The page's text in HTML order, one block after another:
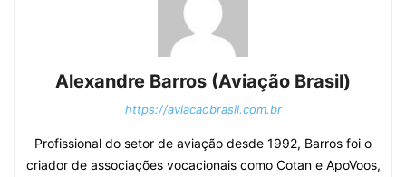
Alexandre Barros (Aviação Brasil)
https://aviacaobrasil.com.br
Profissional do setor de aviação desde 1992, Barros foi o
criador de associações vocacionais como Cotan e ApoVoos,